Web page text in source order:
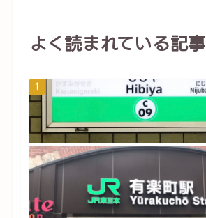
よく読まれている記事
1